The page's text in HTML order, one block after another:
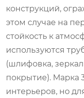
конструкций,
этом случае на
стойкость к
используются
(шлифовка,
покрытие). Марка
интерьеров, но